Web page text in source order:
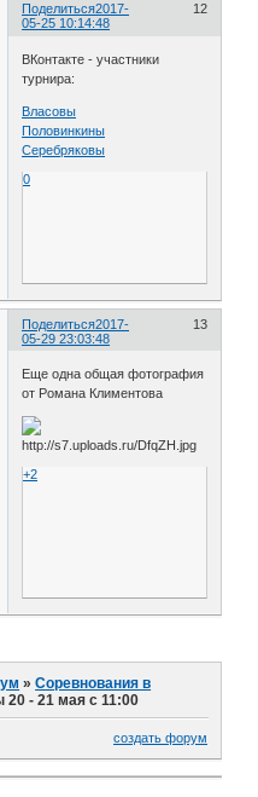
Поделиться 12
2017-
05-25 10:14:48
ВКонтакте - участники
турнира:
Власовы
Половинкины
Серебряковы
0
Поделиться 13
2017-
05-29 23:03:48
Еще одна общая фотография
от Романа Климентова
+2
»Соревнования в
- 21 мая с 11:00
создать форум